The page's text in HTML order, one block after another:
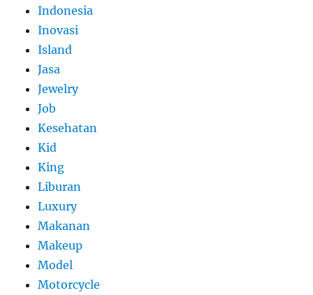
Indonesia
Inovasi
Island
Jasa
Jewelry
Job
Kesehatan
Kid
King
Liburan
Luxury
Makanan
Makeup
Model
Motorcycle